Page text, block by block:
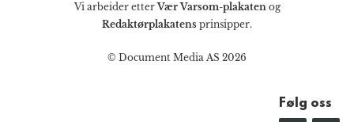
Vi arbeider etterVær Varsom-plakatenog
Redaktørplakatens prinsipper.
© Document Media AS 2026
Følg oss